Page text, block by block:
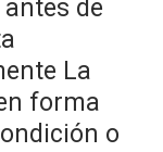
de
La
forma
o